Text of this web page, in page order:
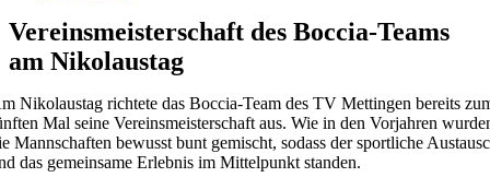
Vereinsmeisterschaft des Boccia-Teams
am Nikolaustag
Nikolaustag richtete das Boccia-Team des TV Mettingen bereits
Mal seine Vereinsmeisterschaft aus. Wie in den Vorjahren
Mannschaften bewusst bunt gemischt, sodass der sportliche
das gemeinsame Erlebnis im Mittelpunkt standen.